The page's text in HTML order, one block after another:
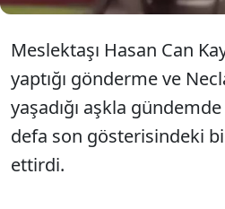
Meslektaşı Hasan Can
yaptığı gönderme ve
yaşadığı aşkla
defa son gösterisindeki
ettirdi.